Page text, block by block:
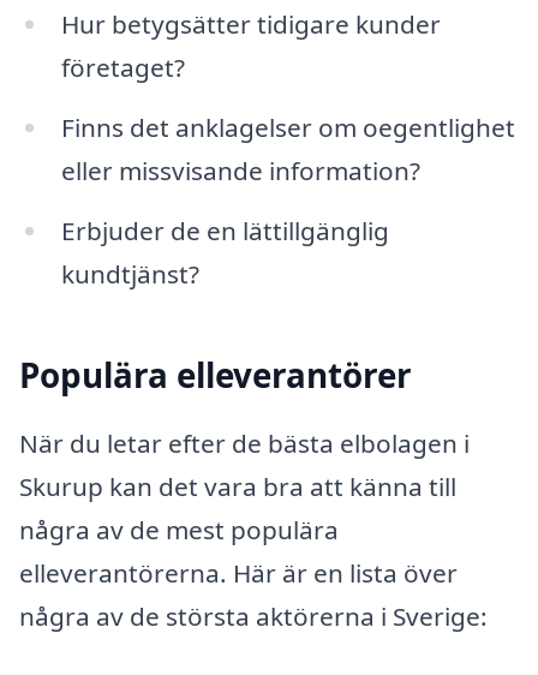
Hur betygsätter tidigare kunder
företaget?
Finns det anklagelser om oegentlighet
eller missvisande information?
Erbjuder de en lättillgänglig
kundtjänst?
Populära elleverantörer
När du letar efter de bästa elbolagen i
Skurup kan det vara bra att känna till
några av de mest populära
elleverantörerna. Här är en lista över
några av de största aktörerna i Sverige: